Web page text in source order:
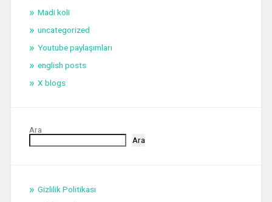
Madi koli
uncategorized
Youtube paylaşımları
english posts
X blogs
Ara
Ara
Gizlilik Politikası